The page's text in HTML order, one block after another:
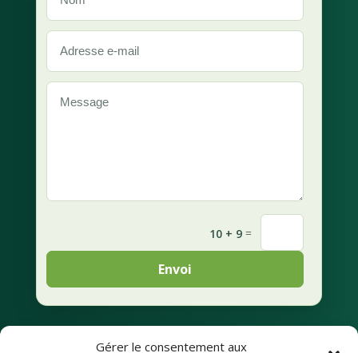
Gérer le consentement aux
10 + 9 =
Envoi